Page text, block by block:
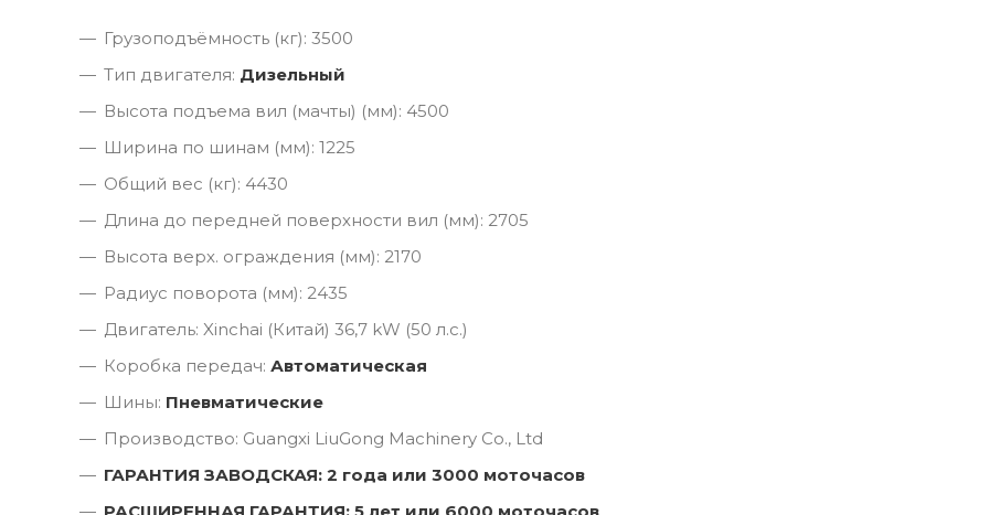
Грузоподъёмность (кг): 3500
Тип двигателя: Дизельный
Высота подъема вил (мачты) (мм): 4500
Ширина по шинам (мм): 1225
Общий вес (кг): 4430
Длина до передней поверхности вил (мм): 2705
Высота верх. ограждения (мм): 2170
Радиус поворота (мм): 2435
Двигатель: Xinchai (Китай) 36,7 kW (50 л.с.)
Коробка передач: Автоматическая
Шины: Пневматические
Производство: Guangxi LiuGong Machinery Co., Ltd
ГАРАНТИЯ ЗАВОДСКАЯ: 2 года или 3000 моточасов